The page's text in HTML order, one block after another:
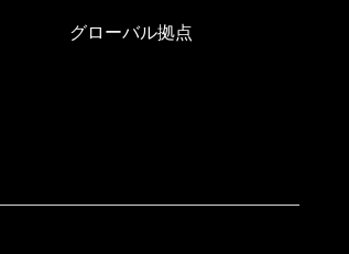
グローバル拠点